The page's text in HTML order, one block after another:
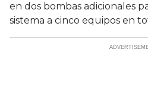
en dos bombas adicionales
sistema a cinco equipos en